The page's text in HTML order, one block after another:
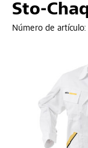
Sto-
Número de artículo: